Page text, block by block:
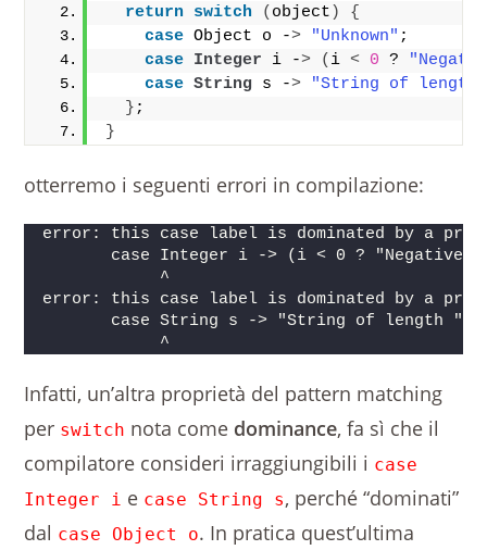
return switch ( object )
{
case Object o -> "Unknown" ;
case Integer i -> ( i < 0 ?
case String s ->
"String of length
} ;
}
otterremo i seguenti errori in compilazione:
error: this case label is dominated by a
case Integer i -> (i < 0 ? "Negative"
            ^
error: this case label is dominated by a
case String s -> "String of length "
            ^
Infatti, un’altra proprietà del pattern matching
per switch nota come dominance, fa sì che il
compilatore consideri irraggiungibili i case
Integer i e case String s, perché “dominati”
dal case Object o. In pratica quest’ultima